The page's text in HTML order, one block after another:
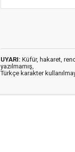
UYARI: Küfür, hakaret,
yazılmamış,
Türkçe karakter